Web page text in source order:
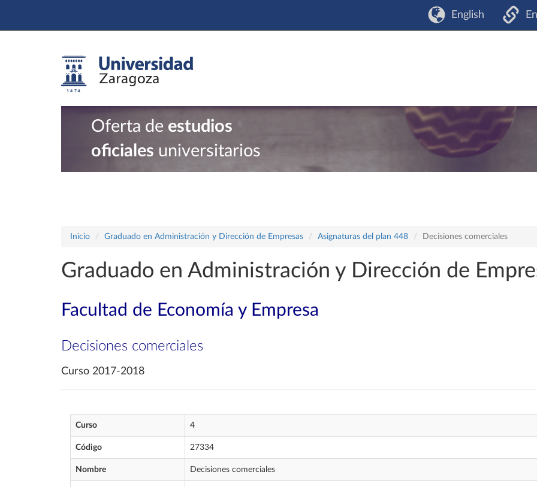
English
Oferta de estudios
oficiales universitarios
Inicio Graduado en Administración y Dirección de Empresas Asignaturas del plan 448 Decisiones comerciales
Graduado en Administración y Dirección de
Facultad de Economía y Empresa
Decisiones comerciales
Curso 2017-2018
Curso 4
Código 27334
Nombre Decisiones comerciales